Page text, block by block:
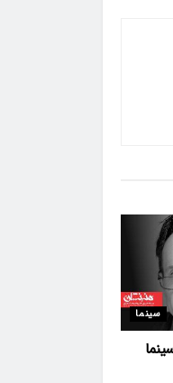
سینما